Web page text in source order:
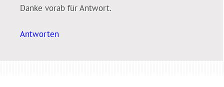
Danke vorab für Antwort.
Antworten